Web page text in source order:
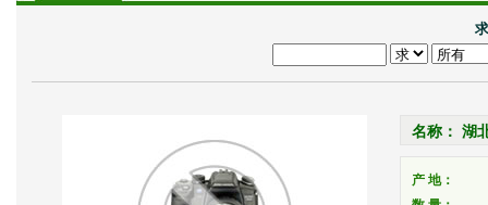
名称： 湖
产 地：